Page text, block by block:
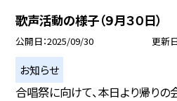
歌声活動の様子（９月３０日）
公開日 2025/09/30 更新
お知らせ
合唱祭に向けて、本日より帰り